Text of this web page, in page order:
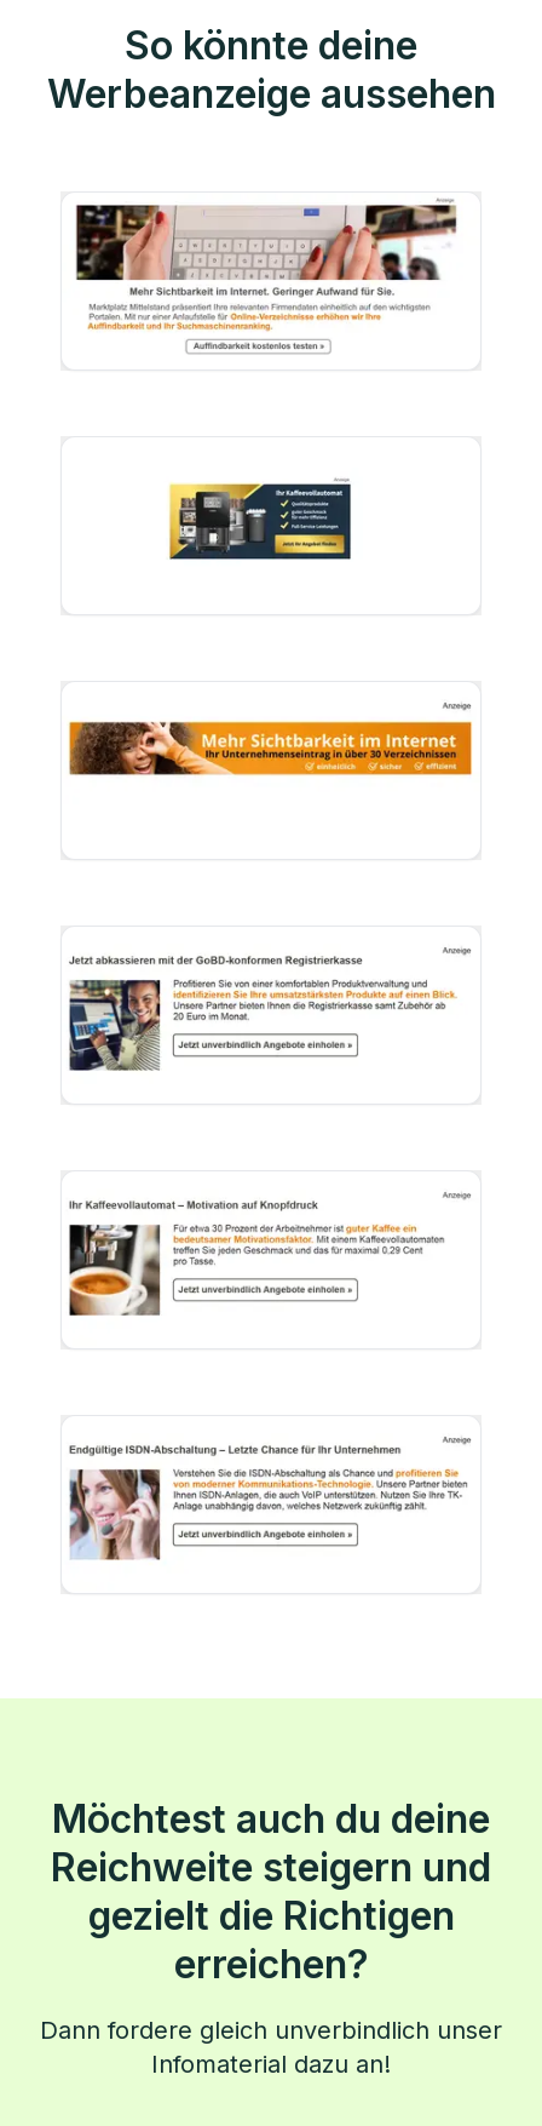
So könnte deine
Werbeanzeige aussehen
Möchtest auch du deine
Reichweite steigern und
gezielt die Richtigen
erreichen?
Dann fordere gleich unverbindlich unser
Infomaterial dazu an!